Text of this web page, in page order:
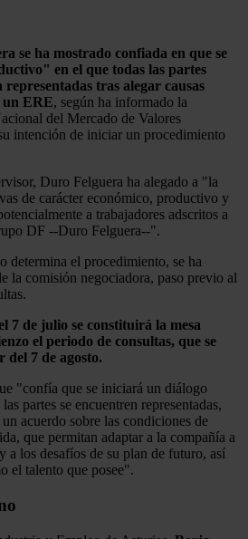
se ha mostrado confiada en que se
en el que todas las partes
tras alegar causas
ERE, según ha informado la
del Mercado de Valores
intención de iniciar un procedimiento
Duro Felguera ha alegado a "la
de carácter económico, productivo y
a trabajadores adscritos a
DF --Duro Felguera--".
determina el procedimiento, se ha
la comisión negociadora, paso previo al
7 de julio se constituirá la mesa
el periodo de consultas, que se
7 de agosto.
"confía que se iniciará un diálogo
partes se encuentren representadas,
acuerdo sobre las condiciones de
que permitan adaptar a la compañía a
a los desafíos de su plan de futuro, así
el talento que posee".